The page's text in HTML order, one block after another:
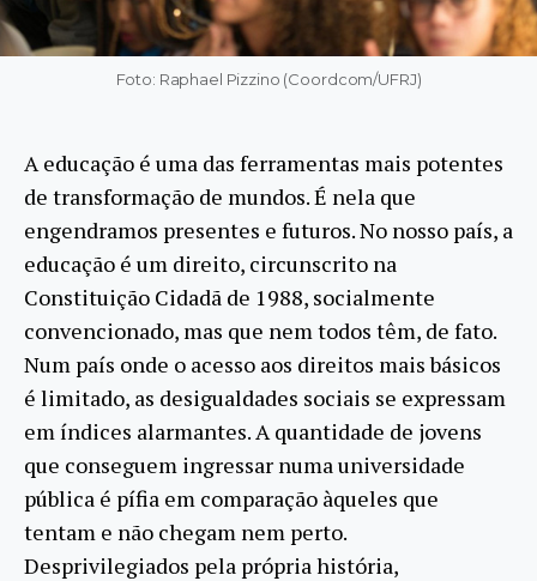
Foto: Raphael Pizzino (Coordcom/UFRJ)
A educação é uma das ferramentas mais potentes
de transformação de mundos. É nela que
engendramos presentes e futuros. No nosso país, a
educação é um direito, circunscrito na
Constituição Cidadã de 1988, socialmente
convencionado, mas que nem todos têm, de fato.
Num país onde o acesso aos direitos mais básicos
é limitado, as desigualdades sociais se expressam
em índices alarmantes. A quantidade de jovens
que conseguem ingressar numa universidade
pública é pífia em comparação àqueles que
tentam e não chegam nem perto.
Desprivilegiados pela própria história,